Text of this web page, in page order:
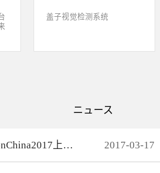
盖子视觉检测系统
ニュース
热烈祝贺嘉铭工业VisionChina2017上海光博会完满结束 2017-03-17